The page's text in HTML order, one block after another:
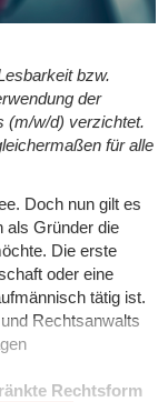
bzw.
der
(m/w/d) verzichtet.
für alle
Doch nun gilt es
als Gründer die
Die erste
oder eine
tätig ist.
Rechtsanwalts
Rechtsform